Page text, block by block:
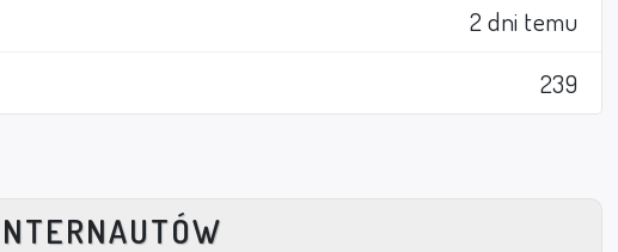
2 dni temu
239